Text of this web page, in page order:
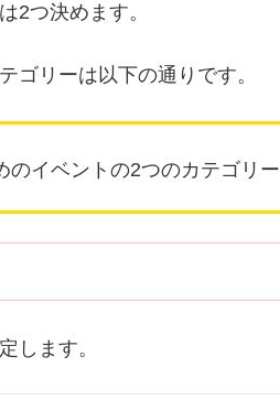
2つ決めます。
ゴリーは以下の通りです。
のイベントの2つのカテゴリー
します。